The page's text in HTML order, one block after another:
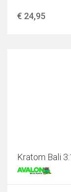
€ 24,95
Kratom Bali